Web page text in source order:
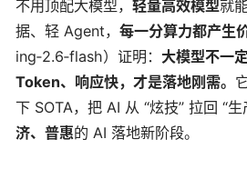
不用顶配大模型， 轻量高效模型就
据、轻 Agent， 每一分算力都产生
ing‑2.6‑flash）证明： 大模型不一
Token、响应快，才是落地刚需。
下 SOTA，把 AI 从 “炫技” 拉回 “生
济、普惠的 AI 落地新阶段。